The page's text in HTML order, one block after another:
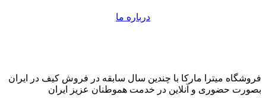
درباره ما
فروشگاه میترا مارکا با چندین سال سابقه در فروش کیف در ایران
بصورت حضوری و آنلاین در خدمت هموطنان عزیز ایران